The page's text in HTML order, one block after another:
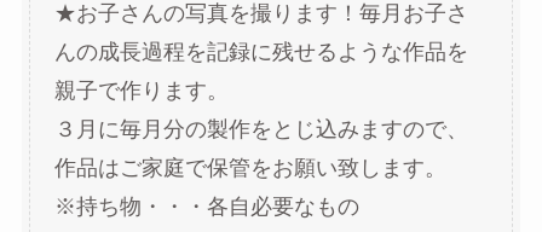
★お子さんの写真を撮ります！毎月お子さ
んの成長過程を記録に残せるような作品を
親子で作ります。
３月に毎月分の製作をとじ込みますので、
作品はご家庭で保管をお願い致します。
※持ち物・・・各自必要なもの